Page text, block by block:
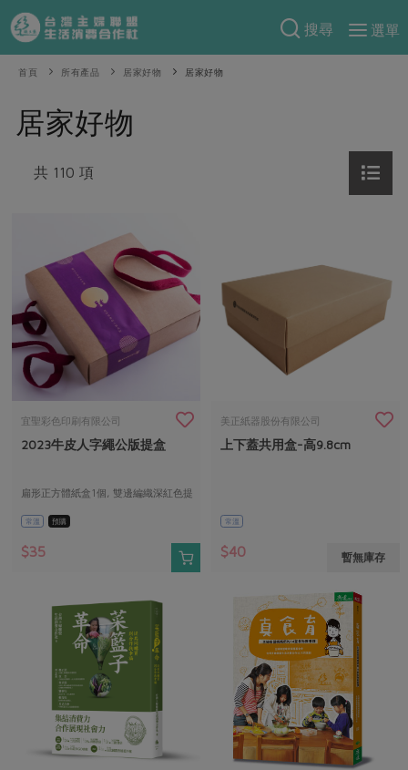
搜尋
選單
產品分類
當季蔬果
一籃菜
芽苗類
奶蛋豆・五穀
蛋
豆製品 米麵雜糧
肉品・水產
水畜加工品
調理食材・點心
調味醬料/南北貨 烘焙
居家好物
美妝保養 個人清潔
家庭清潔
日用品 圖書禮品
食譜料理
海鮮
常備菜
蔬食
蛋料理
料理方式
醬料
湯品．鍋物
涼拌沙拉
主題食譜
異國料理
把最好的台灣味帶回家！
防災用品預購圓滿結束
2026年端午節預購圓滿結束
更多預購活動
當季產品
傳到心坎裡，誠心又澎派
合作25-精選產品第四彈
更多當季產品
主婦聯盟X樂齡網特約優惠案
30%rPET紅烏龍茶
2024農業發展計畫年度報告
更多議題活動
觀點文章
主婦食堂 一籃菜真心話
社內大小事 合作聯合國
產品故事 生活提案
樂齡生活
廚房瑜伽
減硝酸鹽
公益金 食農教育
更多議題
生活者e週報
綠主張月刊
關於合作社
認識合作社
關於我們
合作社組織
員工與求才
自主把關
檢驗報告
硝酸鹽檢驗
社員權益
合作社法規
社務專區
選舉專區
重要公告
首頁 所有產品 居家好物 居家好物
居家好物
共 110 項
宜聖彩色印刷有限公司
2023牛皮人字繩公版提盒
扁形正方體紙盒1個, 雙邊編織深紅色提
繩
常溫 預購
$35
美正紙器股份有限公司
上下蓋共用盒-高9.8cm
常溫
$40 暫無庫存